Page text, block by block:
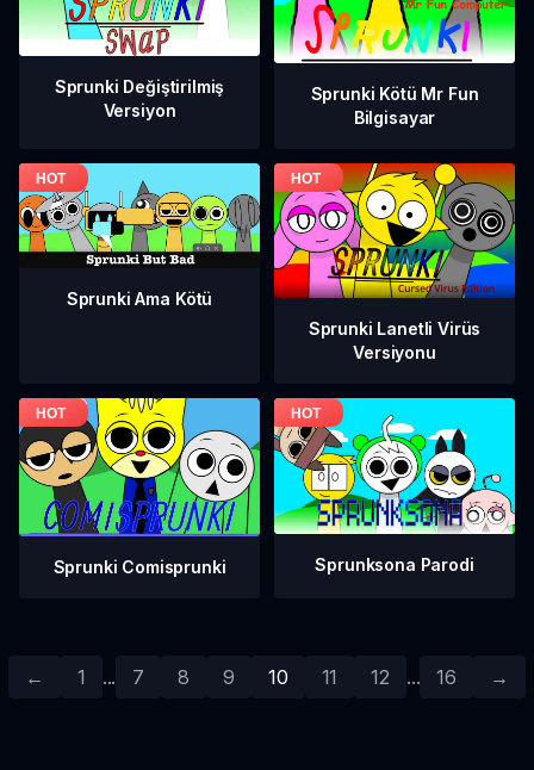
Sprunki Değiştirilmiş
Versiyon
Sprunki Kötü Mr Fun
Bilgisayar
Sprunki Ama Kötü
Sprunki Lanetli Virüs
Versiyonu
Sprunki Comisprunki Sprunksona Parodi
← 1 ... 7 8 9 10 11 12 ... 16 →